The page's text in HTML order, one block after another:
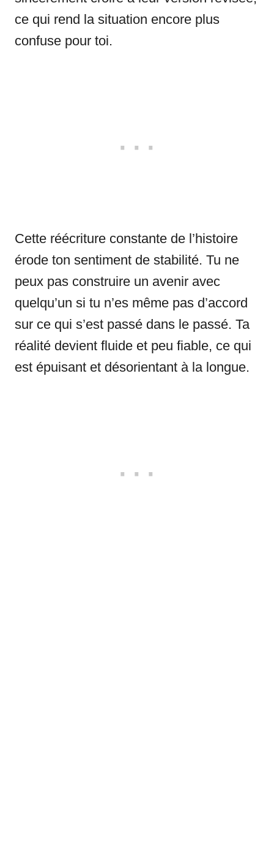
ce qui rend la situation encore plus
confuse pour toi.
Cette réécriture constante de l’histoire
érode ton sentiment de stabilité. Tu ne
peux pas construire un avenir avec
quelqu’un si tu n’es même pas d’accord
sur ce qui s’est passé dans le passé. Ta
réalité devient fluide et peu fiable, ce qui
est épuisant et désorientant à la longue.